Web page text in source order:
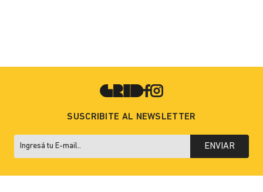
SUSCRIBITE AL NEWSLETTER
ENVIAR